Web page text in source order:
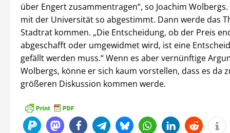
über Engert zusammentragen“, so Joachim
mit der Universität so abgestimmt. Dann werde das
Stadtrat kommen. „Die Entscheidung, ob der Preis
abgeschafft oder umgewidmet wird, ist eine
gefällt werden muss.“ Wenn es aber vernünftige
Wolbergs, könne er sich kaum vorstellen, dass es da
größeren Diskussion kommen werde.